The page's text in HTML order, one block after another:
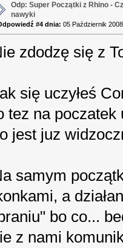
Odp: Super Początki z Rhino -
nawyki
#4 dnia: 05 Październik
zdodzę się z
się uczyłeś
tez na
jest juz
samym
a
bo co...
z nami